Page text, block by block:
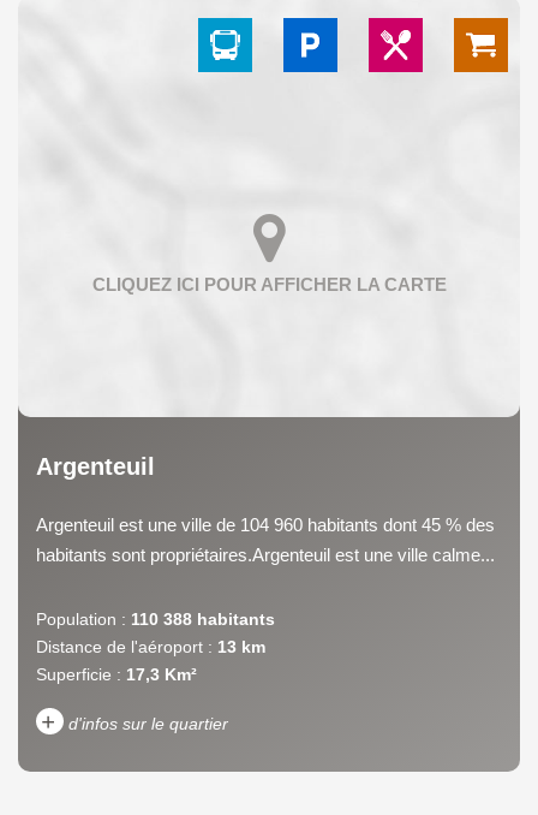
Argenteuil
Argenteuil est une ville de 104 960 habitants dont 45 % des
habitants sont propriétaires.Argenteuil est une ville calme...
Population : 110 388 habitants
Distance de l'aéroport : 13 km
Superficie : 17,3 Km²
+ d'infos sur le quartier